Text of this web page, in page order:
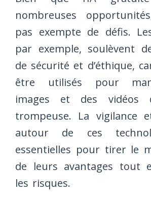
nombreuses
pas exempte de défis.
par exemple, soulèvent
de sécurité et d’éthique,
être utilisés pour
images et des vidéos
trompeuse. La vigilance
autour de ces
essentielles pour tirer le
de leurs avantages tout
les risques.